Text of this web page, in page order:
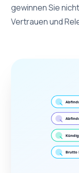
gewinnen Sie
Vertrauen und